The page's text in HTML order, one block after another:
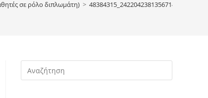
σε ρόλο διπλωμάτη) >
Escape